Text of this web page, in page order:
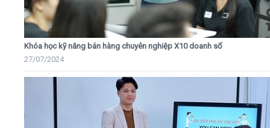
Khóa học kỹ năng bán hàng chuyên nghiệp X10 doanh số
27/07/2024